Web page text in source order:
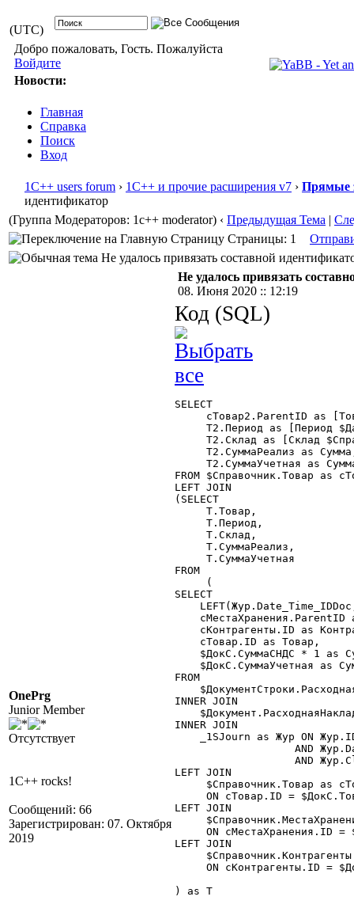
(UTC)
Добро пожаловать, Гость. Пожалуйста
Войдите
Новости:
Главная
Справка
Поиск
Вход
1С++ users forum › 1С++ и прочие расширения v7 › Прямые
идентификатор
(Группа Модераторов: 1c++ moderator) ‹ Предыдущая Тема |
Страницы: 1
Не удалось привязать составной
OnePrg
Junior Member
Отсутствует
1C++ rocks!
Сообщений: 66
Зарегистрирован: 07. Октября
2019
Не удалось привязать
08. Июня 2020 :: 12:19
Код (SQL)
SELECT
сТовар2.ParentID as
Т2.Период as [Период
Т2.Склад as [Склад
Т2.СуммаРеализ as
Т2.СуммаУчетная as
FROM $Справочник.Товар as
LEFT JOIN
(SELECT
Т.Товар,
Т.Период,
Т.Склад,
Т.СуммаРеализ,
Т.СуммаУчетная
FROM
(
SELECT
сМестаХранения.ParentID
cКонтрагенты.ID as
сТовар.ID as Товар,
$ДокС.СуммаСНДС * 1 as
$ДокС.СуммаУчетная as
FROM
INNER JOIN
INNER JOIN
_1SJourn as Жур ON
AND
AND
LEFT JOIN
$Справочник.Товар as
ON сТовар.ID =
LEFT JOIN
ON сМестаХранения.ID =
LEFT JOIN
$Справочник.Контрагенты
ON cКонтрагенты.ID =
) as Т